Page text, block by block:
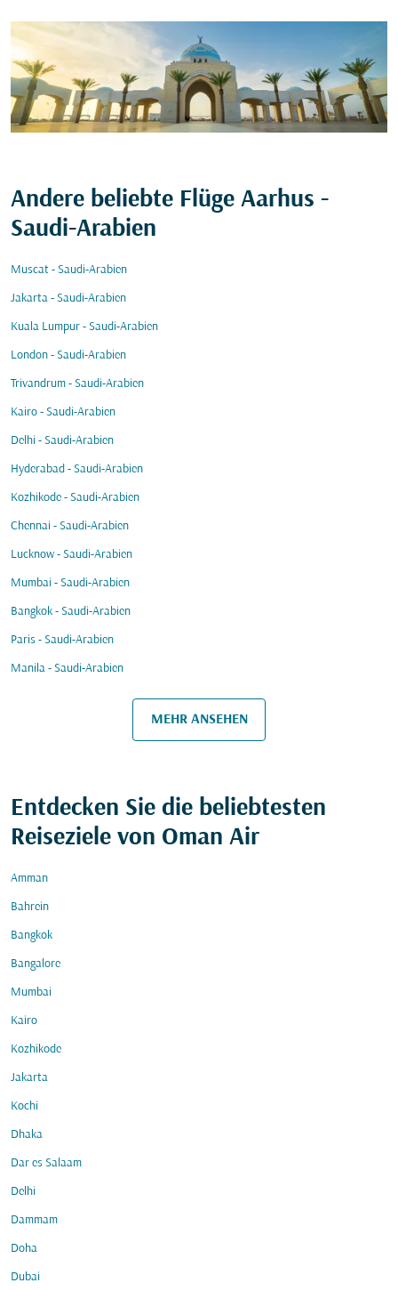
Andere beliebte Flüge Aarhus -
Saudi-Arabien
Muscat - Saudi-Arabien
Jakarta - Saudi-Arabien
Kuala Lumpur - Saudi-Arabien
London - Saudi-Arabien
Trivandrum - Saudi-Arabien
Kairo - Saudi-Arabien
Delhi - Saudi-Arabien
Hyderabad - Saudi-Arabien
Kozhikode - Saudi-Arabien
Chennai - Saudi-Arabien
Lucknow - Saudi-Arabien
Mumbai - Saudi-Arabien
Bangkok - Saudi-Arabien
Paris - Saudi-Arabien
Manila - Saudi-Arabien
MEHR ANSEHEN
Entdecken Sie die beliebtesten
Reiseziele von Oman Air
Amman
Bahrein
Bangkok
Bangalore
Mumbai
Kairo
Kozhikode
Jakarta
Kochi
Dhaka
Dar es Salaam
Delhi
Dammam
Doha
Dubai